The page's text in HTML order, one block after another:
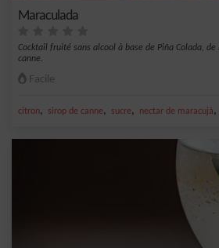
Maraculada
Cocktail fruité sans alcool à base de Piña Colada,
canne.
Facile
citron, sirop de canne, sucre, nectar de maracujà,